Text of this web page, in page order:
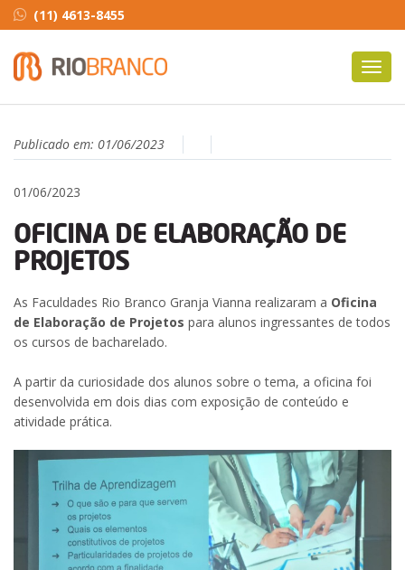
(11) 4613-8455
Publicado em: 01/06/2023
01/06/2023
OFICINA DE ELABORAÇÃO DE
PROJETOS
As Faculdades Rio Branco Granja Vianna realizaram a Oficina
de Elaboração de Projetos para alunos ingressantes de todos
os cursos de bacharelado.
A partir da curiosidade dos alunos sobre o tema, a oficina foi
desenvolvida em dois dias com exposição de conteúdo e
atividade prática.